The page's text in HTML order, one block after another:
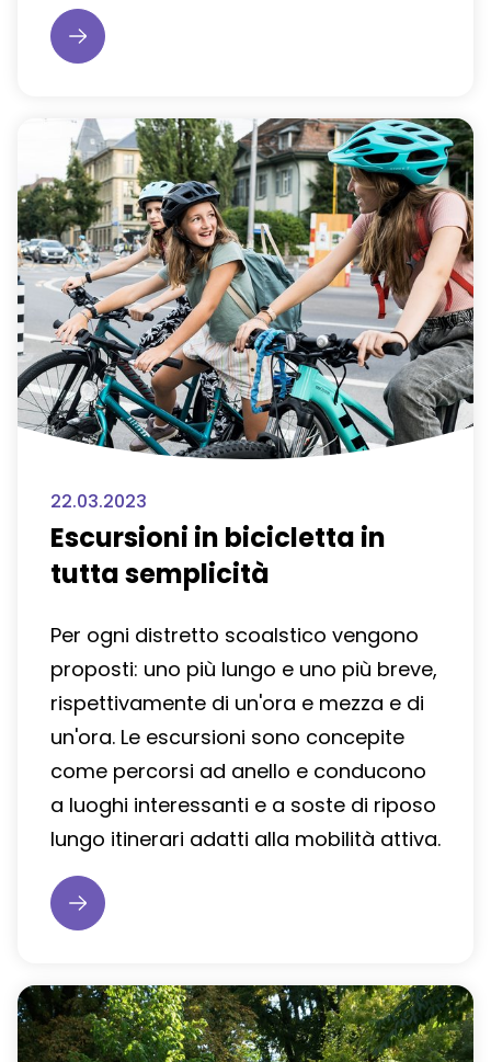
22.03.2023
Escursioni in bicicletta in
tutta semplicità
Per ogni distretto scoalstico vengono
proposti: uno più lungo e uno più breve,
rispettivamente di un'ora e mezza e di
un'ora. Le escursioni sono concepite
come percorsi ad anello e conducono
a luoghi interessanti e a soste di riposo
lungo itinerari adatti alla mobilità attiva.